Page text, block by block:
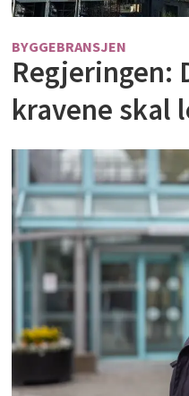
BYGGEBRANSJEN
Regjeringen:
kravene skal